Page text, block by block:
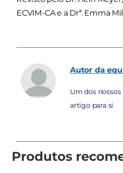
ECVIM-CA e a Drª. Emma
Autor da
Um dos
artigo para si
Produtos